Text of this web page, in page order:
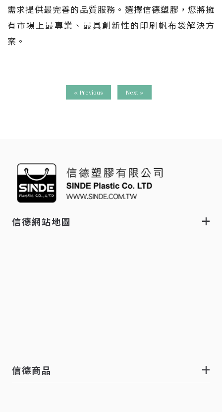
需求提供最完善的品質服務。選擇信德塑膠，您將擁
有市場上最專業、最具創新性的印刷帆布袋解決方
案。
« Previous Next »
信德網站地圖
信德商品